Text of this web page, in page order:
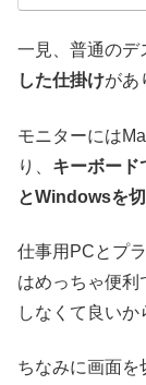
一見、普通のデ
した仕掛けがあ
モニターには
り、 キーボー
とWindowsを
仕事用PCとプ
はめっちゃ便利
しなくて良いか
ちなみに画面を